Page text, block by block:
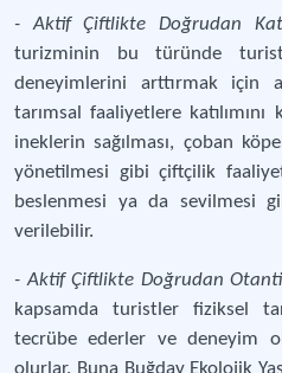
- Aktif Çiftlikte Doğrudan
turizminin bu türünde
deneyimlerini arttırmak için
tarımsal faaliyetlere
ineklerin sağılması, çoban
yönetilmesi gibi çiftçilik
beslenmesi ya da sevilmesi
verilebilir.
- Aktif Çiftlikte Doğrudan
kapsamda turistler fiziksel
tecrübe ederler ve deneyim
olurlar. Buna Buğday Ekolojik